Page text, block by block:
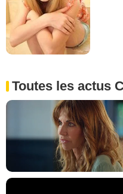
Toutes les actus